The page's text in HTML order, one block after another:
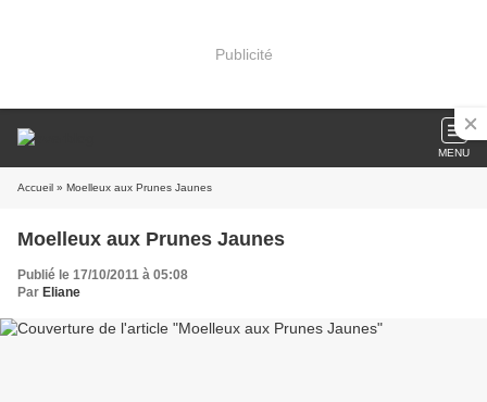
Publicité
MENU
Accueil » Moelleux aux Prunes Jaunes
Moelleux aux Prunes Jaunes
Publié le 17/10/2011 à 05:08
Par Eliane